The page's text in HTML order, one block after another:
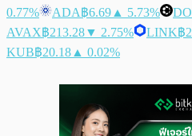
0.77%
ADA฿6.69 ▲ 5.73%
AVAX฿213.28▼ 2.75% LINK฿
KUB฿20.18 ▲ 0.02%